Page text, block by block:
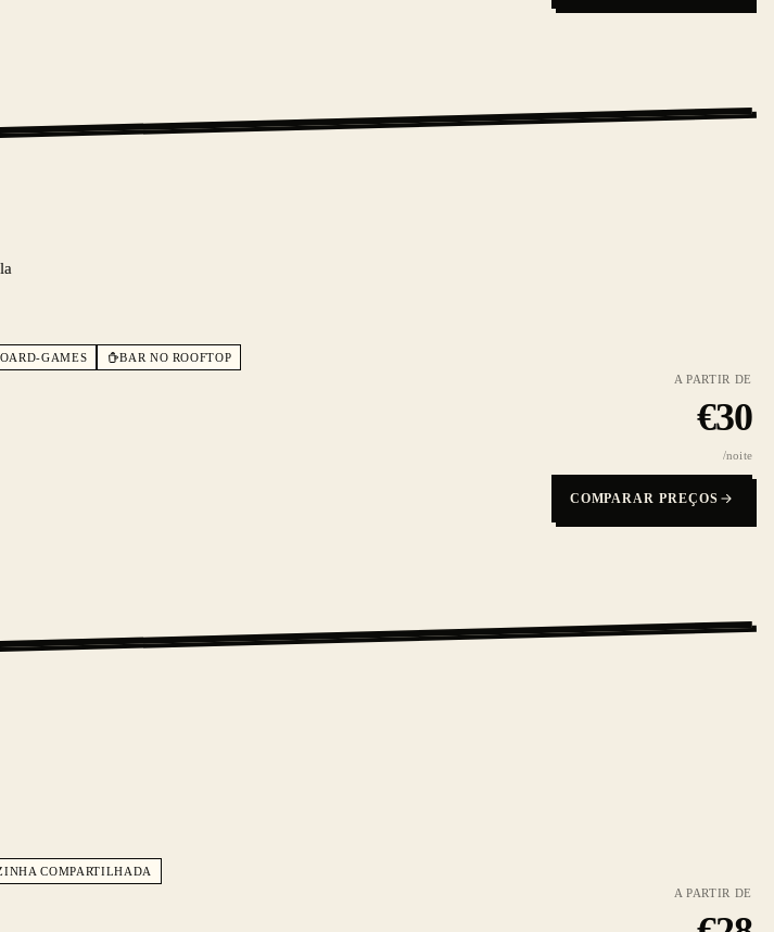
GAMES
BAR NO ROOFTOP
A PARTIR DE
€30
/noite
COMPARAR PREÇOS
COMPARTILHADA
A PARTIR DE